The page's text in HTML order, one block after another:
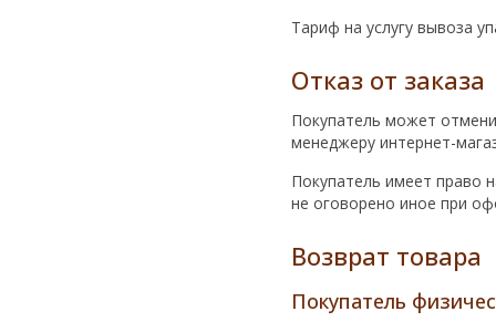
Тариф на услугу вывоза
Отказ от заказа
Покупатель может
менеджеру интернет-
Покупатель имеет право
не оговорено иное при
Возврат товара
Покупатель